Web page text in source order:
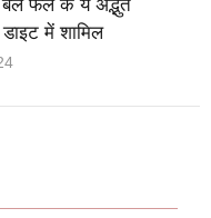
बेल फल के ये अद्भुत
में शामिल